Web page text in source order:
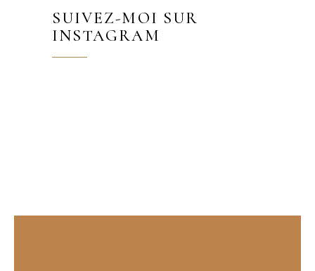
SUIVEZ-MOI SUR
INSTAGRAM